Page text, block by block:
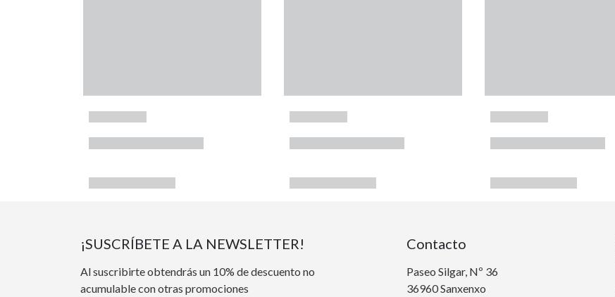
¡SUSCRÍBETE A LA NEWSLETTER!
Al suscribirte obtendrás un 10% de descuento no
acumulable con otras promociones
Contacto
Paseo Silgar, Nº 36
36960 Sanxenxo